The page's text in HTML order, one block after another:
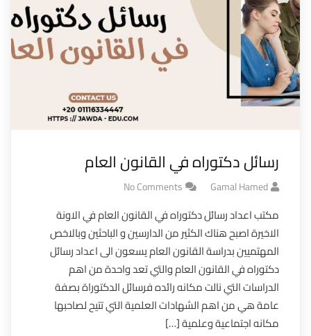
رسائل دكتوراه في القانون العام
Gamal Hamed
No Comments
مكتب اعداد رسائل دكتوراه في القانون العام في الاونة
الاخيرة اصبح هناك الكثير من الدارسين و الباحثين وبالاخص
المهتميين بدراسة القانون العام يسعون الى اعداد رسائل
دكتوراه في القانون العام والتي تعد واحدة من اهم
الدراسات التي نالت مكانه رائده فرسائل الدكتوراة بصفة
عامة هي من اهم الشهادات العلمية التي تتيح لصاحبها
مكانه اجتماعية وعلمية […]